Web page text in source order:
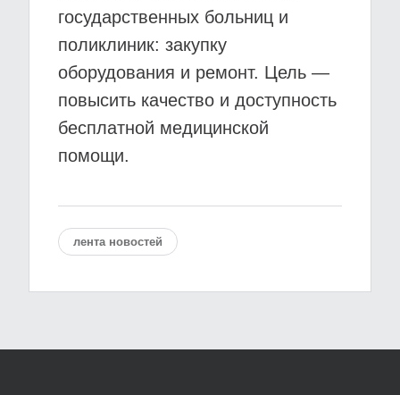
государственных больниц и
поликлиник: закупку
оборудования и ремонт. Цель —
повысить качество и доступность
бесплатной медицинской
помощи.
лента новостей